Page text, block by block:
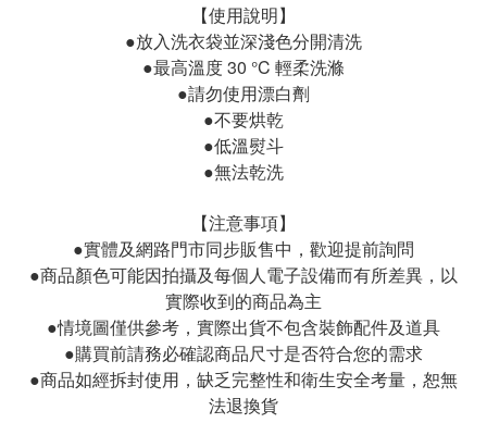
【使用說明】
●放入洗衣袋並深淺色分開清洗
●最高溫度 30 °C 輕柔洗滌
●請勿使用漂白劑
●不要烘乾
●低溫熨斗
●無法乾洗
【注意事項】
●實體及網路門市同步販售中，歡迎提前詢問
●商品顏色可能因拍攝及每個人電子設備而有所差異，以
實際收到的商品為主
●情境圖僅供參考，實際出貨不包含裝飾配件及道具
●購買前請務必確認商品尺寸是否符合您的需求
●商品如經拆封使用，缺乏完整性和衛生安全考量，恕無
法退換貨